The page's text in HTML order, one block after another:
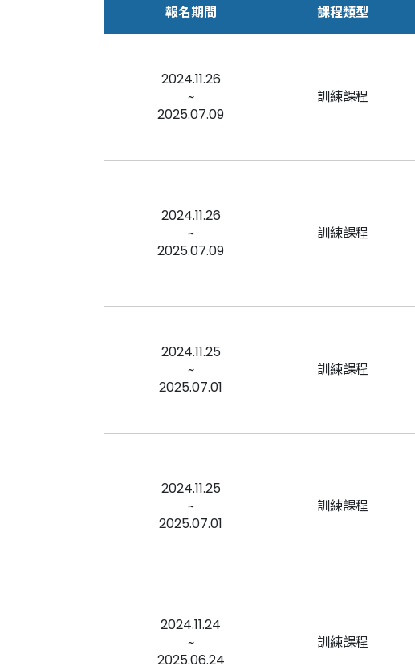
報名期間 課程類型
2024.11.26
~
2025.07.09
訓練課程
2024.11.26
~
2025.07.09
訓練課程
2024.11.25
~
2025.07.01
訓練課程
2024.11.25
~
2025.07.01
訓練課程
2024.11.24
~
2025.06.24
訓練課程